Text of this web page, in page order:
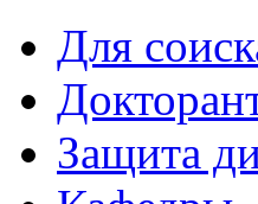
Для
Защита